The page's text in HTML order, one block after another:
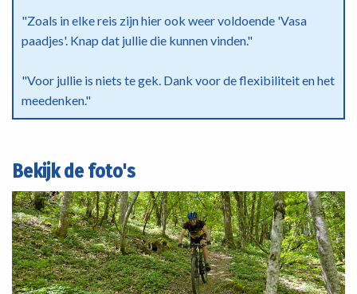
"Zoals in elke reis zijn hier ook weer voldoende 'Vasa
paadjes'. Knap dat jullie die kunnen vinden."
"Voor jullie is niets te gek. Dank voor de flexibiliteit en het
meedenken."
Bekijk de foto's